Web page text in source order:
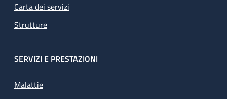
Carta dei servizi
Strutture
SERVIZI E PRESTAZIONI
Malattie